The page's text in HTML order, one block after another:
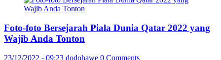
Foto-foto Bersejarah Piala Dunia Qatar 2022 yang
Wajib Anda Tonton
23/12/2022 - 09:23 dodohawe 0 Comments